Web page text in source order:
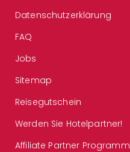
Datenschutzerklärung
FAQ
Jobs
Sitemap
Reisegutschein
Werden Sie Hotelpartner!
Affiliate Partner Programm